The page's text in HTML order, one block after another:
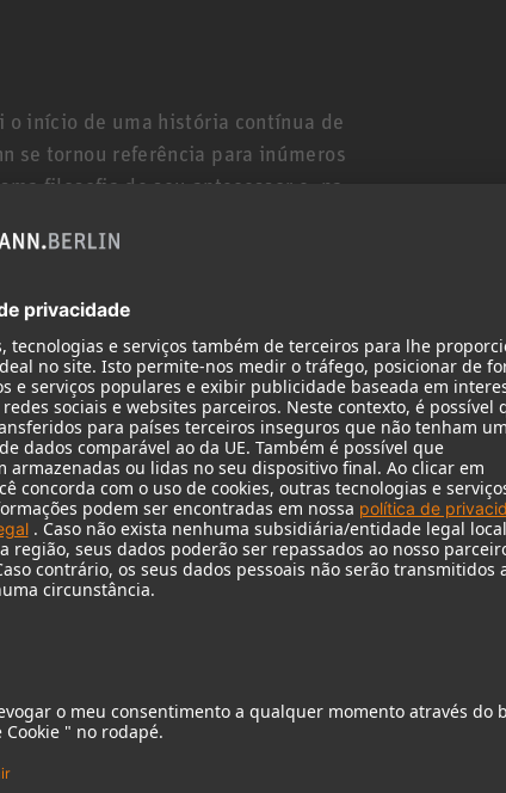
o início de uma história contínua de
se tornou referência para inúmeros
filosofia de seu antecessor e, na
a mais alta linearidade, a menor
ambiente acústico. Graças ao
potente mecanismo DSP, o KH 120 II
e trabalhe com mais eficiência.
os sistemas de reprodução. Facilimente.
linear de 44 Hz a 21 kHz (±3
de fase! Isso se traduz em médios
uma precisão extrema no aspecto do
com resolução fina. Isso é possível
crossovers sofisticados, evitando a
interno também realiza novos
tolerâncias extremamente baixas de,
estéreo é afiadíssima.
uma distância de escuta
para salas menores, como estúdios
e edição ou como alto-falante